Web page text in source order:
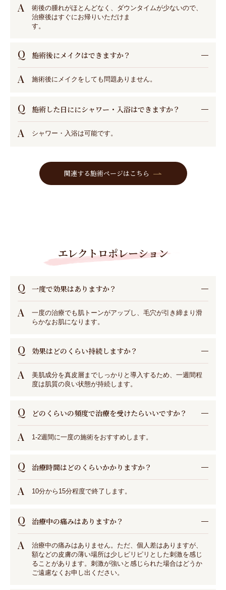
A
術後の腫れがほとんどなく、ダウンタイムが少ないので、
治療後はすぐにお帰りいただけま
す。
Q 施術後にメイクはできますか？
A 施術後にメイクをしても問題ありません。
Q 施術した⽇ににシャワー・⼊浴はできますか？
A シャワー・⼊浴は可能です。
関連する施術ページはこちら
エレクトロポレーション
Q 一度で効果はありますか？
A
一度の治療でも肌トーンがアップし、毛穴が引き締まり滑
らかなお肌になります。
Q 効果はどのくらい持続しますか？
A
美肌成分を真皮層までしっかりと導入するため、一週間程
度は肌質の良い状態が持続します。
Q どのくらいの頻度で治療を受けたらいいですか？
A 1-2週間に一度の施術をおすすめします。
Q 治療時間はどのくらいかかりますか？
A 10分から15分程度で終了します。
Q 治療中の痛みはありますか？
A
治療中の痛みはありません。ただ、個人差はありますが、
額などの皮膚の薄い場所は少しピリピリとした刺激を感じ
ることがあります。刺激が強いと感じられた場合はどうか
ご遠慮なくお申し出ください。